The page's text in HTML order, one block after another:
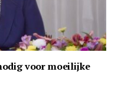
voor moeilijke